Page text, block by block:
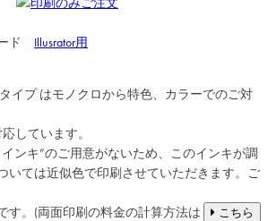
ド Illusrator用
イプはモノクロから特色、カラーでのご対
しています。
ンキ”のご用意がないため、このインキが調
いては近似色で印刷させていただきます。ご
す。(両面印刷の料金の計算方法は
こちら